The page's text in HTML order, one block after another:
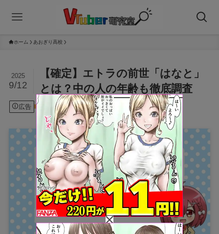
ホーム あおぎり高校
【確定】エトラの前世「はなと」
とは？中の人の年齢も徹底調査
2025
9/12
広告 あおぎり高校 2025年9月12日